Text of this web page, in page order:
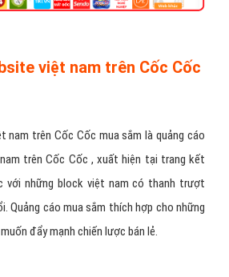
việt nam trên Cốc Cốc
nam trên Cốc Cốc mua sắm là quảng cáo
trên Cốc Cốc , xuất hiện tại trang kết
với những block việt nam có thanh trượt
Quảng cáo mua sắm thích hợp cho những
đẩy mạnh chiến lược bán lẻ.